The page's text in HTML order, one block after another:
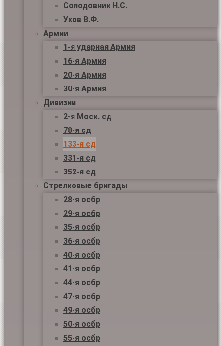
Солодовник Н.С.
Ухов В.Ф.
Армии
1-я ударная Армия
16-я Армия
20-я Армия
30-я Армия
Дивизии
2-я Моск. сд
78-я сд
133-я сд
331-я сд
352-я сд
Стрелковые бригады
28-я осбр
29-я осбр
35-я осбр
36-я осбр
40-я осбр
41-я осбр
44-я осбр
47-я осбр
49-я осбр
50-я осбр
55-я осбр